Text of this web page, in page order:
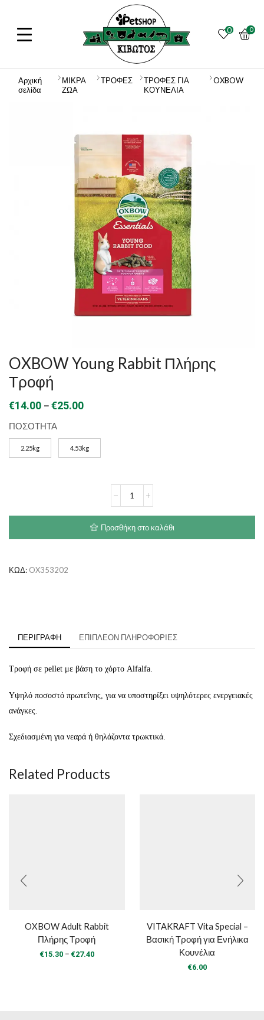
0 0
Αρχική
σελίδα
ΜΙΚΡΑ
ΖΩΑ
ΤΡΟΦΕΣ
ΤΡΟΦΕΣ ΓΙΑ
ΚΟΥΝΕΛΙΑ
OXBOW
OXBOW Young Rabbit Πλήρης
Τροφή
€14.00 –€25.00Price
€14.00
through
ΠΟΣΟΤΗΤΑ
2.25kg 4.53kg
Young
Τροφή
ποσότητα
Προσθήκη στο καλάθι
ΚΩΔ: OX353202
ΠΕΡΙΓΡΑΦΉ ΕΠΙΠΛΈΟΝ ΠΛΗΡΟΦΟΡΊΕΣ
Τροφή σε pellet με βάση το χόρτο Alfalfa.
Υψηλό ποσοστό πρωτεΐνης, για να υποστηρίξει υψηλότερες ενεργειακές
ανάγκες.
Σχεδιασμένη για νεαρά ή θηλάζοντα τρωκτικά.
Related Products
OXBOW Adult Rabbit
Πλήρης Τροφή
€15.30 – €27.40Price
VITAKRAFT Vita Special –
Βασική Τροφή για Ενήλικα
Κουνέλια
€6.00